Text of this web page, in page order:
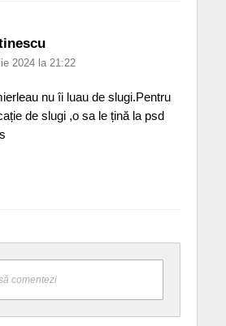
2024 la 21:22
nu îi luau de slugi.Pentru
de slugi ,o sa le țină la psd
comentezi